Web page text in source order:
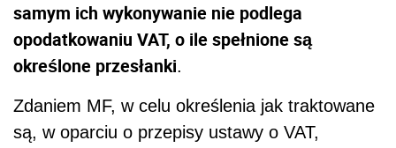
samym ich wykonywanie nie podlega
opodatkowaniu VAT, o ile spełnione są
określone przesłanki.
Zdaniem MF, w celu określenia jak traktowane
są, w oparciu o przepisy ustawy o VAT,